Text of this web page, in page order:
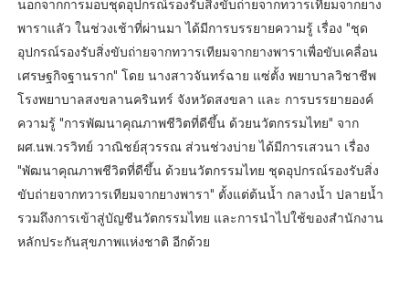
นอกจากการมอบชุดอุปกรณ์รองรับสิ่งขับถ่ายจากทวารเทียมจากยาง
พาราแลัว ในช่วงเช้าที่ผ่านมา ได้มีการบรรยายความรู้ เรื่อง "ชุด
อุปกรณ์รองรับสิ่งขับถ่ายจากทวารเทียมจากยางพาราเพื่อขับเคลื่อน
เศรษฐกิจฐานราก" โดย นางสาวจันทร์ฉาย แซ่ตั้ง พยาบาลวิชาชีพ
โรงพยาบาลสงขลานครินทร์ จังหวัดสงขลา และ การบรรยายองค์
ความรู้ "การพัฒนาคุณภาพชีวิตที่ดีขึ้น ด้วยนวัตกรรมไทย" จาก
ผศ.นพ.วรวิทย์ วาณิชย์สุวรรณ ส่วนช่วงบ่าย ได้มีการเสวนา เรื่อง
"พัฒนาคุณภาพชีวิตที่ดีขึ้น ด้วยนวัตกรรมไทย ชุดอุปกรณ์รองรับสิ่ง
ขับถ่ายจากทวารเทียมจากยางพารา" ตั้งแต่ต้นน้ำ กลางน้ำ ปลายน้ำ
รวมถึงการเข้าสู่บัญชีนวัตกรรมไทย และการนำไปใช้ของสำนักงาน
หลักประกันสุขภาพแห่งชาติ อีกด้วย